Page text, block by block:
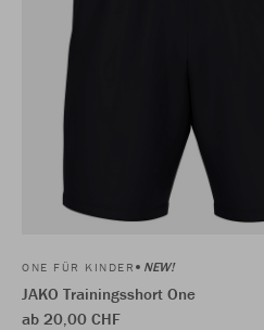
ONE FÜR KINDER NEW!
JAKO Trainingsshort One
ab 20,00 CHF